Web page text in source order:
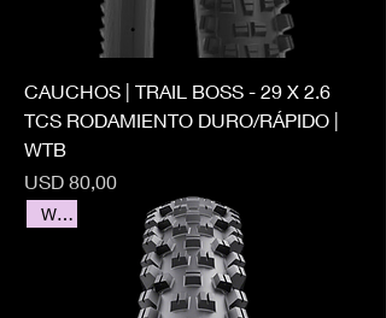
CAUCHOS | TRAIL BOSS - 29 X 2.6
TCS RODAMIENTO DURO/RÁPIDO |
WTB
Precio
USD 80,00
WTB